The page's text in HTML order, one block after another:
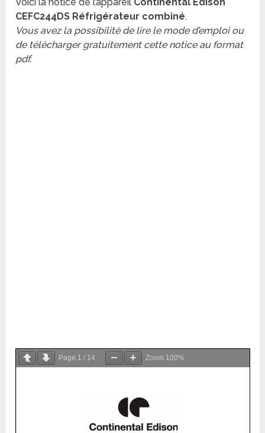
CEFC244DS Réfrigérateur combiné.
Vous avez la possibilité de lire le mode d’emploi ou
de télécharger gratuitement cette notice au format
pdf.
Page 1 / 14 Zoom 100%